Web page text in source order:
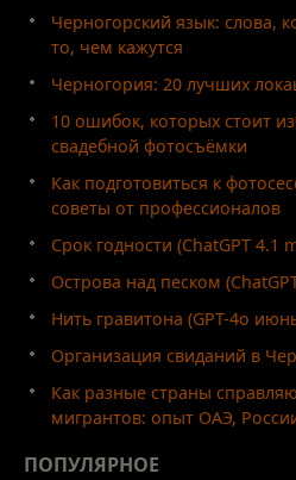
Черногорский язык: слова,
то, чем кажутся
Черногория: 20 лучших
10 ошибок, которых стоит
свадебной фотосъёмки
Как подготовиться к
советы от профессионалов
Срок годности (ChatGPT 4.1
Острова над песком
Нить гравитона (GPT-4o
Организация свиданий в
Как разные страны
мигрантов: опыт ОАЭ,
ПОПУЛЯРНОЕ